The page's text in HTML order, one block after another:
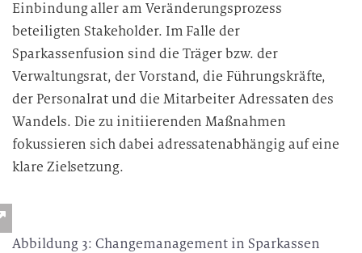
Einbindung aller am Veränderungsprozess
beteiligten Stakeholder. Im Falle der
Sparkassenfusion sind die Träger bzw. der
Verwaltungsrat, der Vorstand, die Führungskräfte,
der Personalrat und die Mitarbeiter Adressaten des
Wandels. Die zu initiierenden Maßnahmen
fokussieren sich dabei adressatenabhängig auf eine
klare Zielsetzung.
Abbildung 3: Changemanagement in Sparkassen